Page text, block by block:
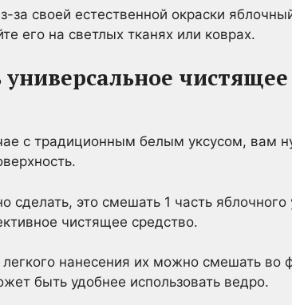
за своей естественной окраски
его на светлых тканях или коврах.
с традиционным белым уксусом, вам
сделать, это смешать 1 часть
чистящее средство.
нанесения их можно смешать во
быть удобнее использовать ведро.